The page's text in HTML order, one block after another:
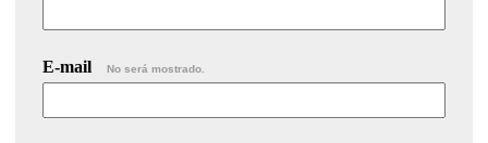
E-mail No será mostrado.